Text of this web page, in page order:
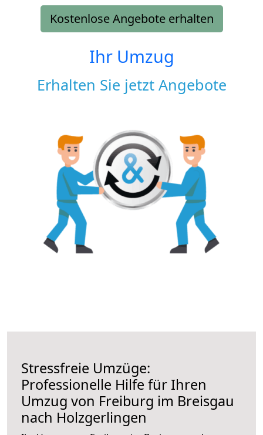
Kostenlose Angebote erhalten
Ihr Umzug
Erhalten Sie jetzt Angebote
Stressfreie Umzüge:
Professionelle Hilfe für Ihren
Umzug von Freiburg im Breisgau
nach Holzgerlingen